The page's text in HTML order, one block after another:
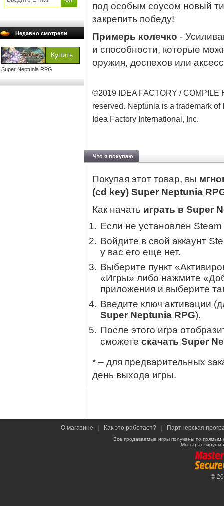
Недавно смотрели
Super Neptunia RPG
под особым соусом новый
закрепить победу!
Примерь колечко -
и способности, которые
оружия, доспехов или
©2019 IDEA FACTORY / COMPILE
reserved. Neptunia is a trademark
Idea Factory International, Inc.
Что я покупаю
Покупая этот товар, вы
(cd key) Super Neptunia
Как начать играть в Super
Если не установлен
Войдите в свой аккаунт
у вас его еще нет.
Выберите пункт
«Игры» либо нажмите
приложения и выберите
Введите ключ активации
Super Neptunia RPG).
После этого игра
сможете скачать Super
* – для предварительных
день выхода игры.
О магазине Как это работает? Партнерская
Все продаваемые игры получены по
Мы гарантируем
©